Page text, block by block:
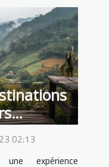
02:13
expérience